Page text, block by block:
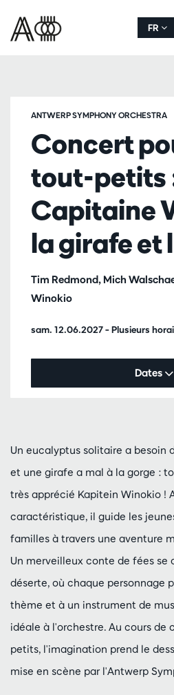
FR
Concert
tout-petits
Capitaine
la girafe et
Tim Redmond, Mich
Winokio
ANTWERP SYMPHONY ORCHESTRA
sam. 12.06.2027– Plusieurs
Dates
Un eucalyptus solitaire a besoin
et une girafe a mal à la gorge :
très apprécié Kapitein Winokio !
caractéristique, il guide les
familles à travers une aventure
Un merveilleux conte de fées se
déserte, où chaque personnage
thème et à un instrument de
idéale à l'orchestre. Au cours de
petits, l'imagination prend le
mise en scène par l'Antwerp